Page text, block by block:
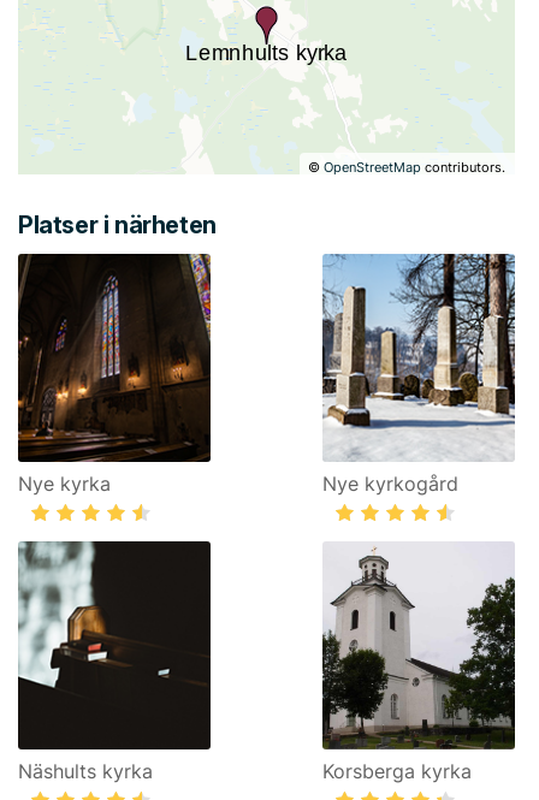
©OpenStreetMap contributors.
Platser i närheten
Nye kyrka Nye kyrkogård
Näshults kyrka Korsberga kyrka